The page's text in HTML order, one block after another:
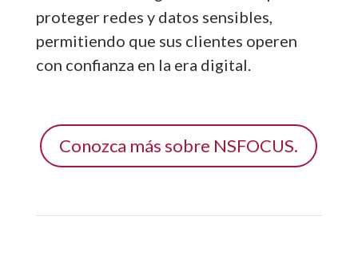
proteger redes y datos sensibles,
permitiendo que sus clientes operen
con confianza en la era digital.
Conozca más sobre NSFOCUS.